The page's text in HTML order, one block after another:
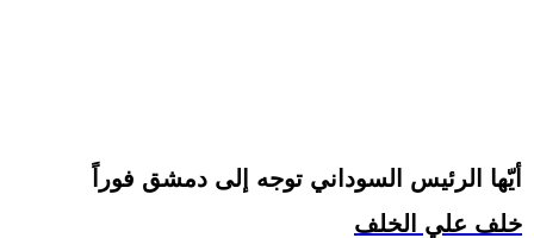
أيّها الرئيس السوداني توجه إلى دمشق فوراً
خلف علي الخلف